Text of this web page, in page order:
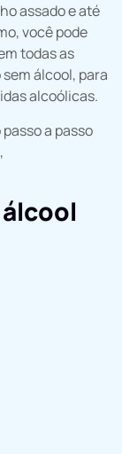
assado e até
você pode
todas as
álcool, para
alcoólicas.
a passo